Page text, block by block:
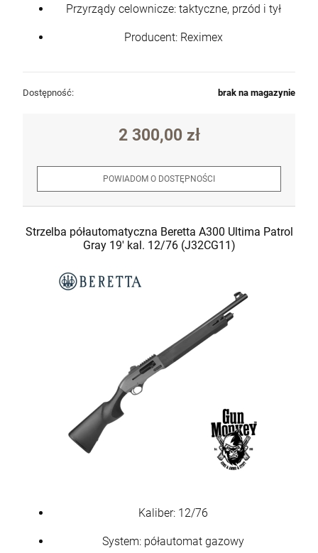
Przyrządy celownicze: taktyczne, przód i tył
Producent: Reximex
Dostępność: brak na magazynie
2 300,00 zł
POWIADOM O DOSTĘPNOŚCI
Strzelba półautomatyczna Beretta A300 Ultima Patrol
Gray 19' kal. 12/76 (J32CG11)
Kaliber: 12/76
System: półautomat gazowy